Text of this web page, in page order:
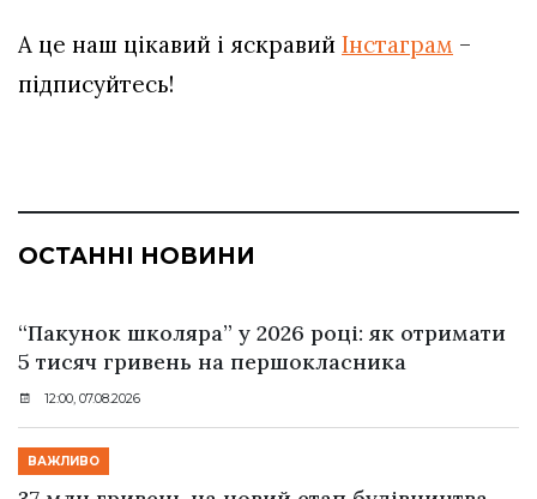
А це наш цікавий і яскравий Інстаграм –
підписуйтесь!
ОСТАННІ НОВИНИ
“Пакунок школяра” у 2026 році: як отримати
5 тисяч гривень на першокласника
12:00, 07.08.2026
ВАЖЛИВО